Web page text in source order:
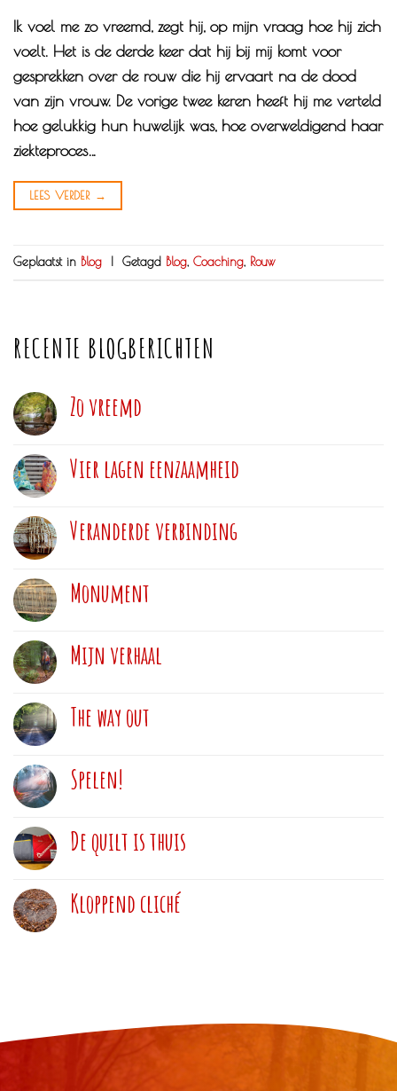
Ik voel me zo vreemd, zegt hij, op mijn vraag hoe hij zich
voelt. Het is de derde keer dat hij bij mij komt voor
gesprekken over de rouw die hij ervaart na de dood
van zijn vrouw. De vorige twee keren heeft hij me verteld
hoe gelukkig hun huwelijk was, hoe overweldigend haar
ziekteproces…
LEES VERDER →
Geplaatst in Blog | Getagd Blog, Coaching, Rouw
RECENTE BLOGBERICHTEN
Zo vreemd
Vier lagen eenzaamheid
Veranderde verbinding
Monument
Mijn verhaal
The way out
Spelen!
De quilt is thuis
Kloppend cliché